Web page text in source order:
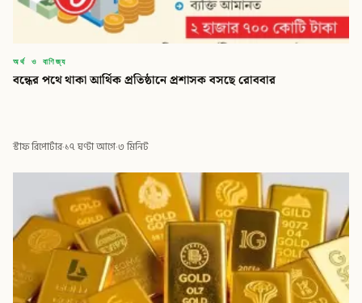
অর্থ ও বাণিজ্য
বন্ধের পথে থাকা আর্থিক প্রতিষ্ঠানে প্রশাসক বসছে রোববার
স্টাফ রিপোর্টার·১৭ ঘণ্টা আগে·৩ মিনিট